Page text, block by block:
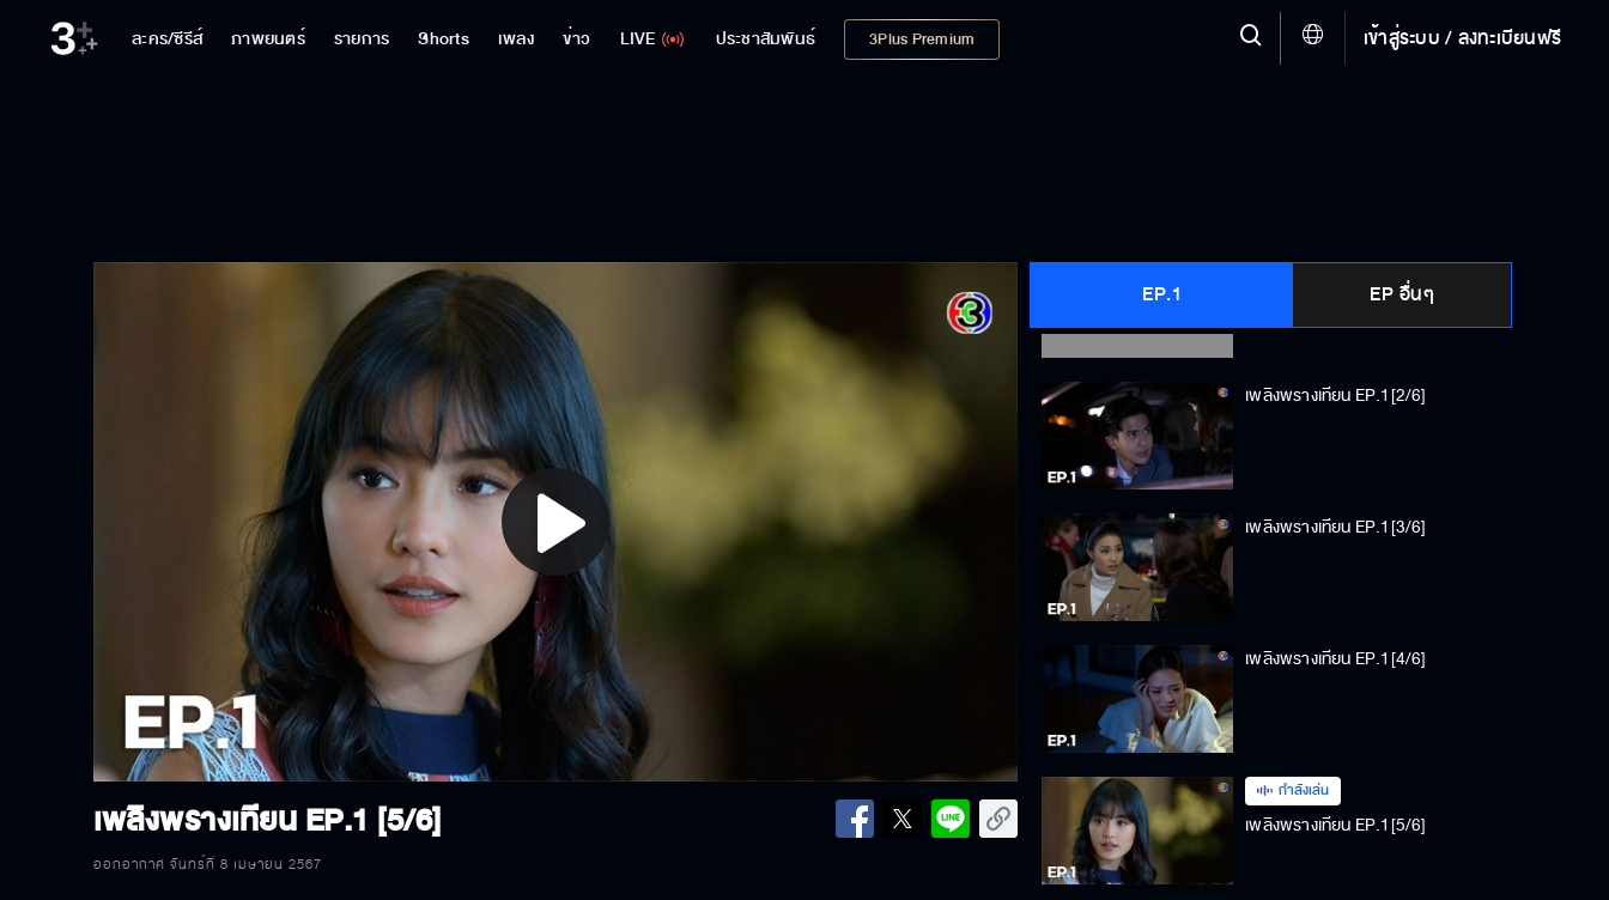
ละคร/ซีรีส์ ภาพยนตร์ รายการ Shorts เพลง ข่าว LIVE ประชาสัมพันธ์ 3Plus Premium เข้าสู่ระบบ / ลงทะเบียนฟรี
Play
Video
เพลิงพรางเทียนEP.1 [5/6]
ออกอากาศ จันทร์ที่ 8 เมษายน 2567
EP.1 EP อื่นๆ
เพลิงพรางเทียน EP.1[1/6]
เพลิงพรางเทียน EP.1[2/6]
เพลิงพรางเทียน EP.1[3/6]
เพลิงพรางเทียน EP.1[4/6]
กำลังเล่น
เพลิงพรางเทียน EP.1[5/6]